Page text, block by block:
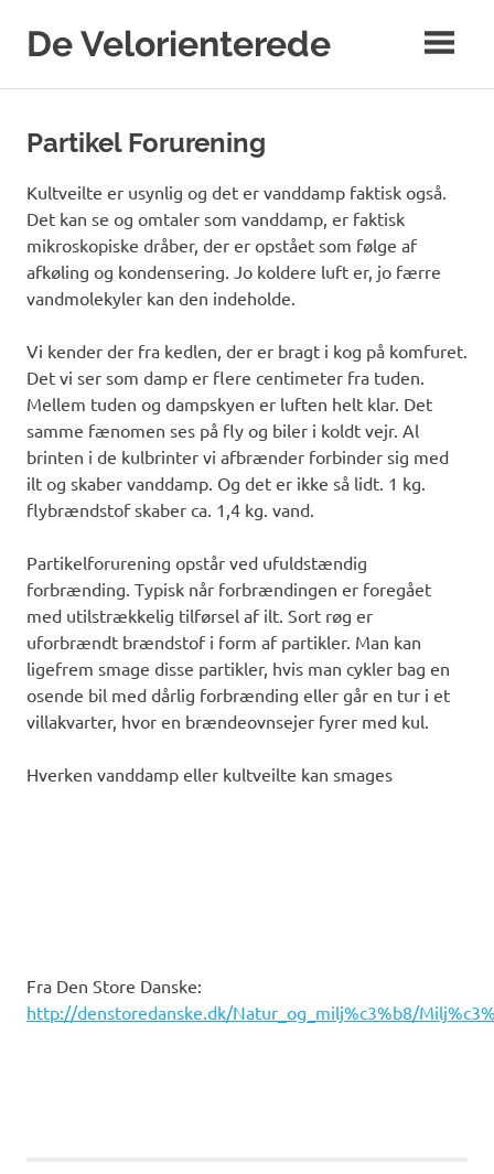
De Velorienterede
Partikel Forurening
Kultveilte er usynlig og det er vanddamp faktisk også.
Det kan se og omtaler som vanddamp, er faktisk
mikroskopiske dråber, der er opstået som følge af
afkøling og kondensering. Jo koldere luft er, jo færre
vandmolekyler kan den indeholde.
Vi kender der fra kedlen, der er bragt i kog på komfuret.
Det vi ser som damp er flere centimeter fra tuden.
Mellem tuden og dampskyen er luften helt klar. Det
samme fænomen ses på fly og biler i koldt vejr. Al
brinten i de kulbrinter vi afbrænder forbinder sig med
ilt og skaber vanddamp. Og det er ikke så lidt. 1 kg.
flybrændstof skaber ca. 1,4 kg. vand.
Partikelforurening opstår ved ufuldstændig
forbrænding. Typisk når forbrændingen er foregået
med utilstrækkelig tilførsel af ilt. Sort røg er
uforbrændt brændstof i form af partikler. Man kan
ligefrem smage disse partikler, hvis man cykler bag en
osende bil med dårlig forbrænding eller går en tur i et
villakvarter, hvor en brændeovnsejer fyrer med kul.
Hverken vanddamp eller kultveilte kan smages
Fra Den Store Danske:
http://denstoredanske.dk/Natur_og_milj%c3%b8/